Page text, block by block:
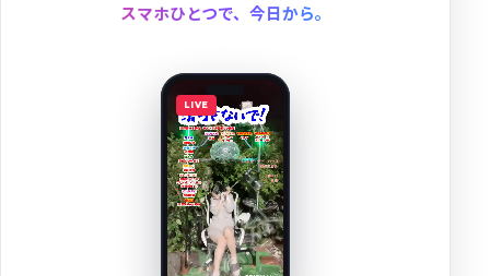
スマホひとつで、今日から。
LIVE